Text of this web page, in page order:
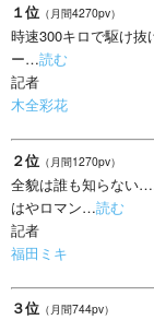
１位 （月間4270pv）
時速300キロで駆け抜
ー…読む
記者
木全彩花
２位 （月間1270pv）
全貌は誰も知らない
はやロマン…読む
記者
福田ミキ
３位 （月間744pv）